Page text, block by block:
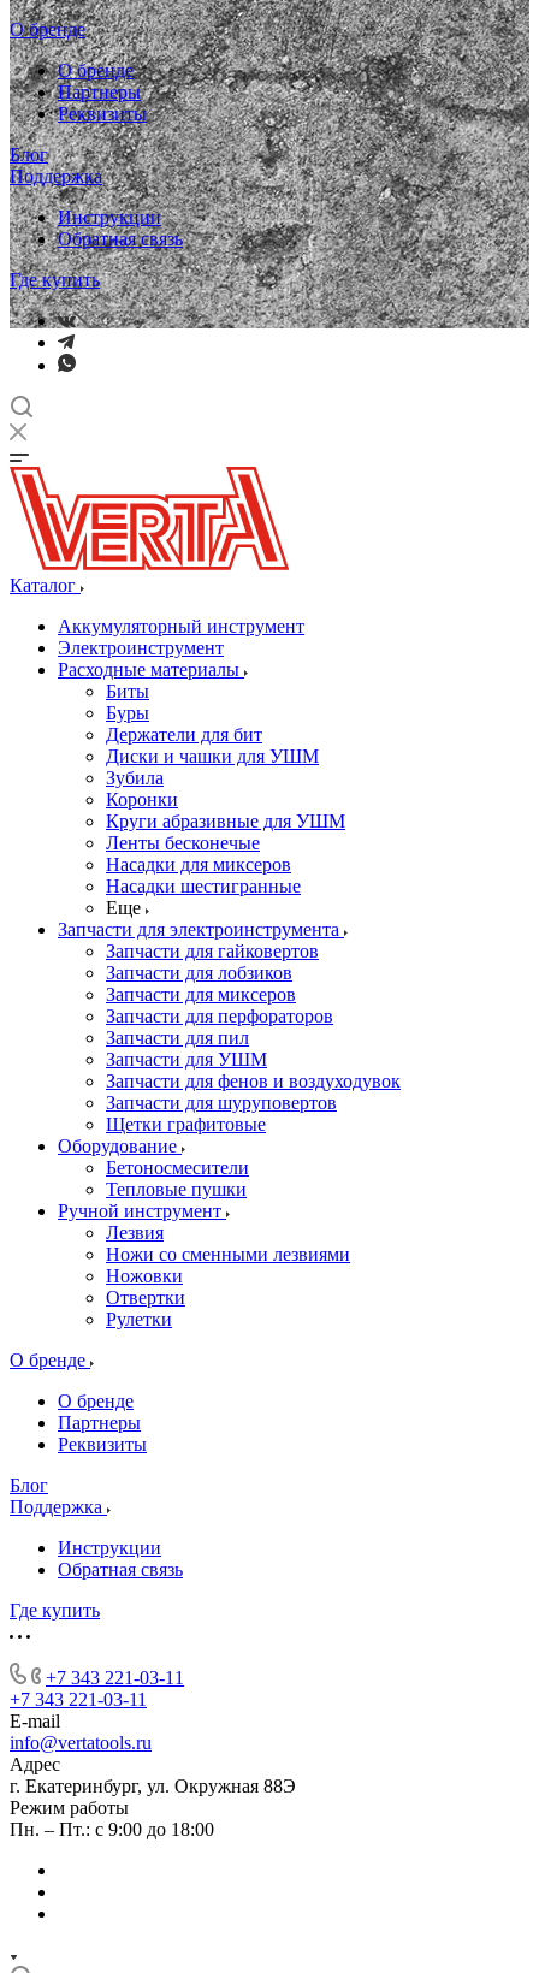
О бренде
О бренде
Партнеры
Реквизиты
Блог
Поддержка
Инструкции
Обратная связь
Где купить
Каталог
Аккумуляторный инструмент
Электроинструмент
Расходные материалы
Биты
Буры
Держатели для бит
Диски и чашки для УШМ
Зубила
Коронки
Круги абразивные для УШМ
Ленты бесконечые
Насадки для миксеров
Насадки шестигранные
Еще
Запчасти для электроинструмента
Запчасти для гайковертов
Запчасти для лобзиков
Запчасти для миксеров
Запчасти для перфораторов
Запчасти для пил
Запчасти для УШМ
Запчасти для фенов и воздуходувок
Запчасти для шуруповертов
Щетки графитовые
Оборудование
Бетоносмесители
Тепловые пушки
Ручной инструмент
Лезвия
Ножи со сменными лезвиями
Ножовки
Отвертки
Рулетки
О бренде
О бренде
Партнеры
Реквизиты
Блог
Поддержка
Инструкции
Обратная связь
Где купить
+7 343 221-03-11
+7 343 221-03-11
E-mail
info@vertatools.ru
Адрес
г. Екатеринбург, ул. Окружная 88Э
Режим работы
Пн. – Пт.: с 9:00 до 18:00